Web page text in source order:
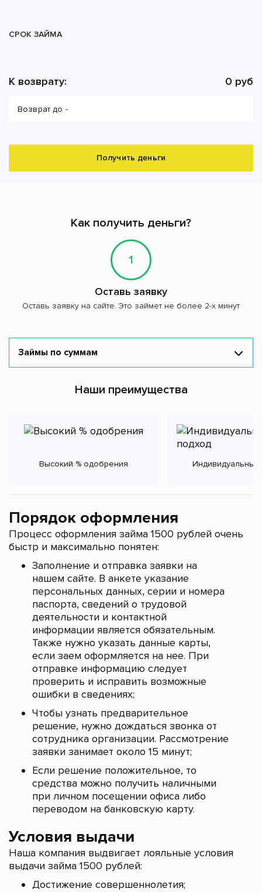
СРОК ЗАЙМА
К возврату: 0 руб
Возврат до -
Получить деньги
Как получить деньги?
1
Оставь заявку
Оставь заявку на сайте. Это займет не более 2-х минут
Займы по суммам
Наши преимущества
Высокий % одобрения Индивидуальный
Порядок оформления
Процесс оформления займа 1500 рублей очень
быстр и максимально понятен:
Заполнение и отправка заявки на
нашем сайте. В анкете указание
персональных данных, серии и номера
паспорта, сведений о трудовой
деятельности и контактной
информации является обязательным.
Также нужно указать данные карты,
если заем оформляется на нее. При
отправке информацию следует
проверить и исправить возможные
ошибки в сведениях;
Чтобы узнать предварительное
решение, нужно дождаться звонка от
сотрудника организации. Рассмотрение
заявки занимает около 15 минут;
Если решение положительное, то
средства можно получить наличными
при личном посещении офиса либо
переводом на банковскую карту.
Условия выдачи
Наша компания выдвигает лояльные условия
выдачи займа 1500 рублей:
Достижение совершеннолетия;